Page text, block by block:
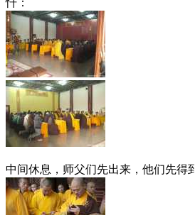
中间休息，师父们先出来，他们先得